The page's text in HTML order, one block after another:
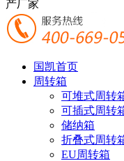
产厂家
国凯首页
周转箱
可堆式周转
可插式周转
储纳箱
折叠式周转
EU周转箱